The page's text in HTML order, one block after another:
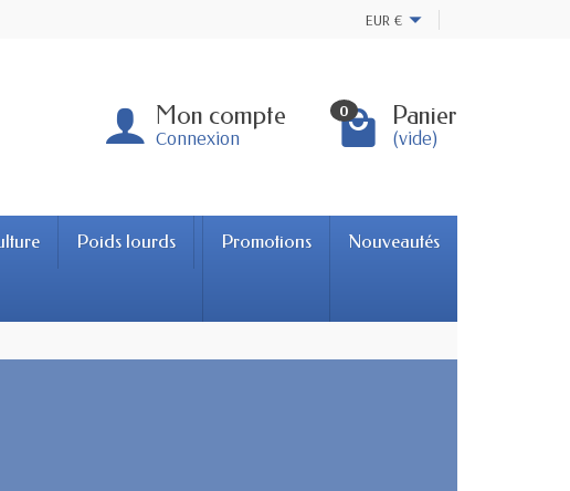
EUR €
Mon compte
Connexion
0 Panier
(vide)
Poids lourds Promotions Nouveautés